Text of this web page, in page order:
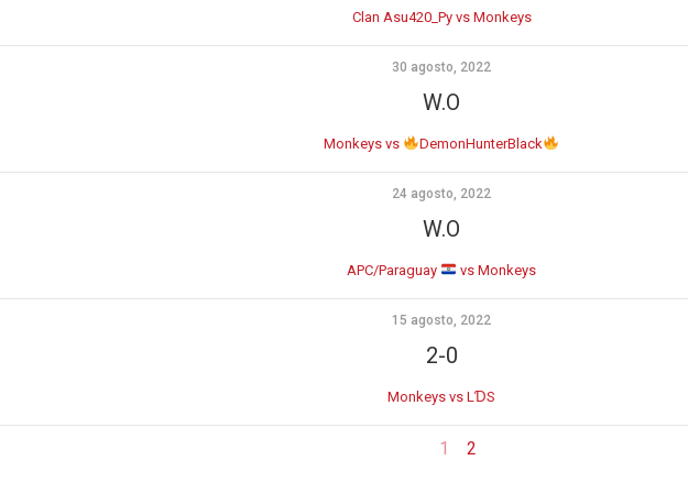
Clan Asu420_Py vs Monkeys
30 agosto, 2022
W.O
Monkeys vs DemonHunterBlack
24 agosto, 2022
W.O
APC/Paraguay vs Monkeys
15 agosto, 2022
2-0
Monkeys vs LƊS
1 2